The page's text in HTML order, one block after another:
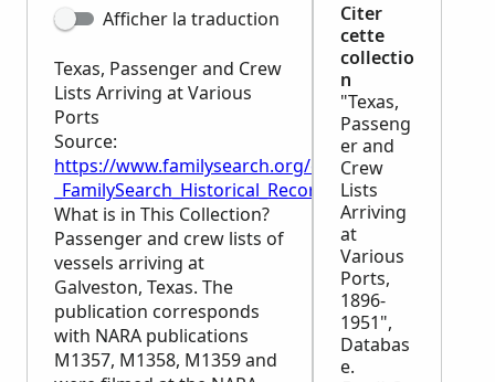
Afficher la traduction
Texas, Passenger and Crew
Lists Arriving at Various
Ports
Source:
https://www.familysearch.org/en/wiki/
_FamilySearch_Historical_Records
What is in This Collection?
Passenger and crew lists of
vessels arriving at
Galveston, Texas. The
publication corresponds
with NARA publications
M1357, M1358, M1359 and
Citer
cette
collectio
n
"Texas,
Passeng
er and
Crew
Lists
Arriving
at
Various
Ports,
1896-
1951",
Databas
e.